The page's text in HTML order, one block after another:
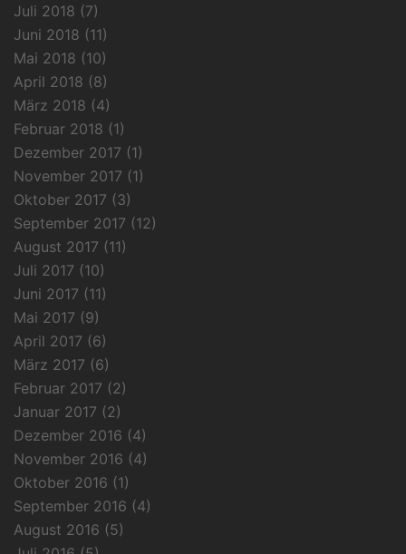
Juli 2018 (7)
Juni 2018 (11)
Mai 2018 (10)
April 2018 (8)
März 2018 (4)
Februar 2018 (1)
Dezember 2017 (1)
November 2017 (1)
Oktober 2017 (3)
September 2017 (12)
August 2017 (11)
Juli 2017 (10)
Juni 2017 (11)
Mai 2017 (9)
April 2017 (6)
März 2017 (6)
Februar 2017 (2)
Januar 2017 (2)
Dezember 2016 (4)
November 2016 (4)
Oktober 2016 (1)
September 2016 (4)
August 2016 (5)